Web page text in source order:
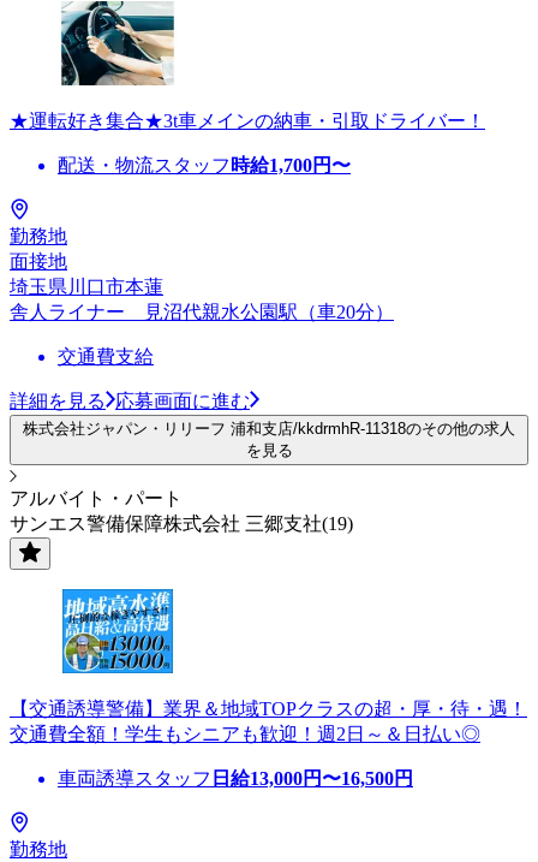
★運転好き集合★3t車メインの納車・引取ドライバー！
配送・物流スタッフ 時給1,700円〜
勤務地
面接地
埼玉県川口市本蓮
舎人ライナー 見沼代親水公園駅（車20分）
交通費支給
詳細を見る 応募画面に進む
株式会社ジャパン・リリーフ 浦和支店/kkdrmhR-11318のその他の求人
を見る
アルバイト・パート
サンエス警備保障株式会社 三郷支社(19)
【交通誘導警備】業界＆地域TOPクラスの超・厚・待・遇！
交通費全額！学生もシニアも歓迎！週2日～＆日払い◎
車両誘導スタッフ 日給13,000円〜16,500円
勤務地